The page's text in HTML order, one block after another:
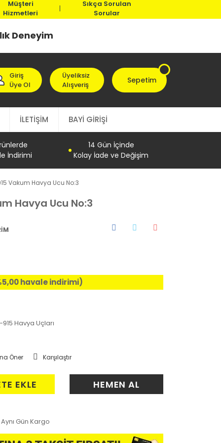
Müşteri
Hizmetleri
Sıkça Sorulan
Sorular
Deneyim
Giriş
Üye Ol
Üyeliksiz
Alışveriş
Sepetim
İLETİŞİM BAYİ GİRİŞİ
İndirimi
14 Gün İçinde
Kolay İade ve Değişim
Vakum Havya Ucu No:3
Havya Ucu No:3
havale indirimi)
Havya Uçları
Öner Karşılaştır
EKLE HEMEN AL
Aynı Gün Kargo